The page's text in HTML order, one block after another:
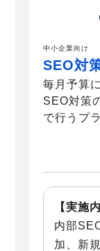
中小企業向け
SEO対
毎月予算
SEO対策
で行うプ
【実施
内部
加、新